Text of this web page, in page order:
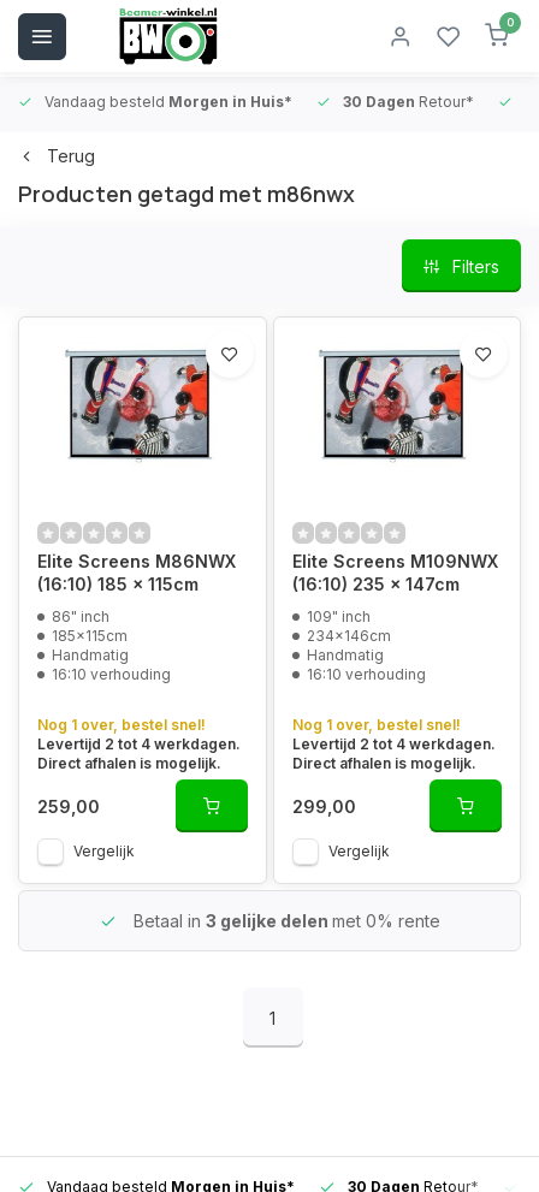
0
Vandaag besteld Morgen in Huis* 30 Dagen Retour*
Terug
Producten getagd met m86nwx
Filters
Elite Screens M86NWX
(16:10) 185 x 115cm
86" inch
185x115cm
Handmatig
16:10 verhouding
Nog 1 over, bestel snel!
Levertijd 2 tot 4 werkdagen.
Direct afhalen is mogelijk.
259,00
Vergelijk
Elite Screens M109NWX
(16:10) 235 x 147cm
109" inch
234x146cm
Handmatig
16:10 verhouding
Nog 1 over, bestel snel!
Levertijd 2 tot 4 werkdagen.
Direct afhalen is mogelijk.
299,00
Vergelijk
Betaal in 3 gelijke delen met 0% rente
1
Vandaag besteld Morgen in Huis* 30 Dagen Retour*